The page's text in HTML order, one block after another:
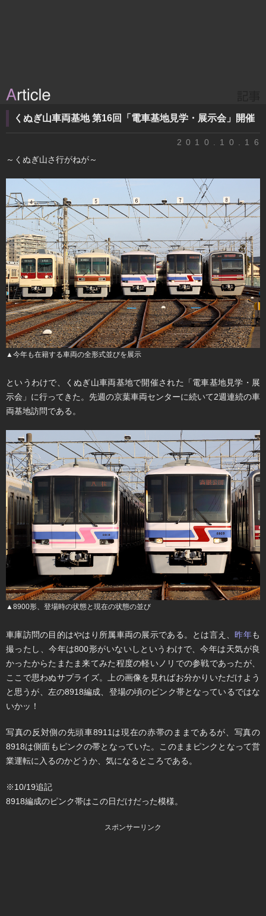
くぬぎ山車両基地 第16回「電車基地見学・展示会」開催
2010.10.16
～くぬぎ山さ行がねが～
▲今年も在籍する車両の全形式並びを展示
というわけで、くぬぎ山車両基地で開催された「電車基地見学・展
示会」に行ってきた。先週の京葉車両センターに続いて2週連続の車
両基地訪問である。
▲8900形、登場時の状態と現在の状態の並び
車庫訪問の目的はやはり所属車両の展示である。とは言え、昨年も
撮ったし、今年は800形がいないしというわけで、今年は天気が良
かったからたまたま来てみた程度の軽いノリでの参戦であったが、
ここで思わぬサプライズ。上の画像を見ればお分かりいただけよう
と思うが、左の8918編成、登場の頃のピンク帯となっているではな
いかッ！
写真の反対側の先頭車8911は現在の赤帯のままであるが、写真の
8918は側面もピンクの帯となっていた。このままピンクとなって営
業運転に入るのかどうか、気になるところである。
※10/19追記
8918編成のピンク帯はこの日だけだった模様。
スポンサーリンク